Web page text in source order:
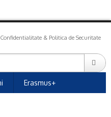
Confidentialitate & Politica de Securitate
Erasmus+